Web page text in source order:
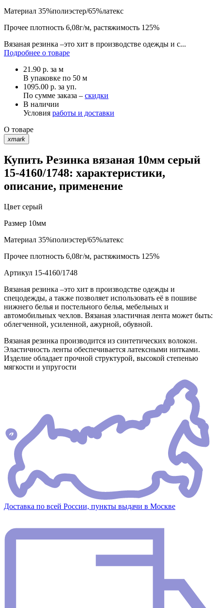
Материал 35%полиэстер/65%латекс
Прочее плотность 6,08г/м, растяжимость 125%
Вязаная резинка –это хит в производстве одежды и с...
Подробнее о товаре
21.90 р. за м
В упаковке по 50 м
1095.00 р. за уп.
По сумме заказа – скидки
В наличии
Условия работы и доставки
О товаре
xmark
Купить Резинка вязаная 10мм серый
15-4160/1748: характеристики,
описание, применение
Цвет серый
Размер 10мм
Материал 35%полиэстер/65%латекс
Прочее плотность 6,08г/м, растяжимость 125%
Артикул 15-4160/1748
Вязаная резинка –это хит в производстве одежды и
спецодежды, а также позволяет использовать её в пошиве
нижнего белья и постельного белья, мебельных и
автомобильных чехлов. Вязаная эластичная лента может быть:
облегченной, усиленной, ажурной, обувной.
Вязаная резинка производится из синтетических волокон.
Эластичность ленты обеспечивается латексными нитками.
Изделие обладает прочной структурой, высокой степенью
мягкости и упругости
Доставка по всей России, пункты выдачи в Москве